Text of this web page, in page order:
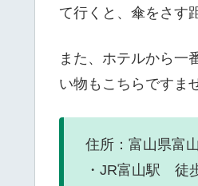
て行くと、傘をさす
また、ホテルから一
い物もこちらですま
住所：富山県富
・JR富山駅 徒